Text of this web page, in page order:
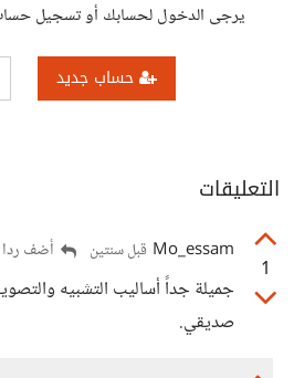
يرجى الدخول لحسابك أو تسجيل
حساب جديد
التعليقات
1
Mo_essam قبل سنتين أضف ردا
جميلة جداً أساليب التشبيه
صديقي.